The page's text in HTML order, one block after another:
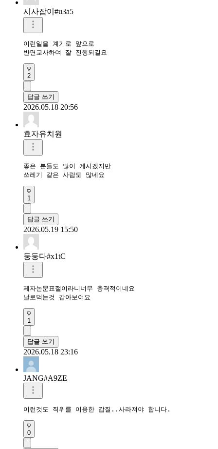
시사잡이#u3a5
이런일을 계기로 앞으로
반면교사하여 잘 진행되길요
2
답글 쓰기
2026.05.18 20:56
효자유치원
좋은 분들도 많이 계시겠지만
쓰레기 같은 사람도 많네요
1
답글 쓰기
2026.05.19 15:50
둥둥다#x1tC
제자논문표절이라니너무 충격적이네요
날로먹는것 같아보여요
1
답글 쓰기
2026.05.18 23:16
JANG#A9ZE
이런것도 직위를 이용한 갑질..사라져야 합니다.
0